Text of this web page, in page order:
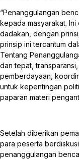
“Penanggulangan
kepada masyarakat.
dadakan, dengan
prinsip ini tercantum
Tentang
dan tepat,
pemberdayaan,
untuk kepentingan
paparan materi
Setelah diberikan
para peserta
penanggulangan